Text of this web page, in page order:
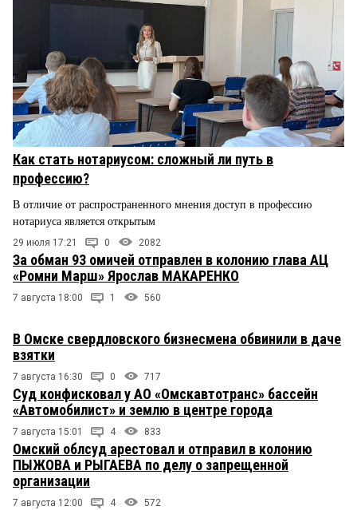
Как стать нотариусом: сложный ли путь в
профессию?
В отличие от распространенного мнения доступ в профессию
нотариуса является открытым
29 июля 17:21 0 2082
За обман 93 омичей отправлен в колонию глава АЦ
«Ромни Марш» Ярослав МАКАРЕНКО
7 августа 18:00 1 560
В Омске свердловского бизнесмена обвинили в даче
взятки
7 августа 16:30 0 717
Суд конфисковал у АО «Омскавтотранс» бассейн
«Автомобилист» и землю в центре города
7 августа 15:01 4 833
Омский облсуд арестовал и отправил в колонию
ПЫЖОВА и РЫГАЕВА по делу о запрещенной
организации
7 августа 12:00 4 572